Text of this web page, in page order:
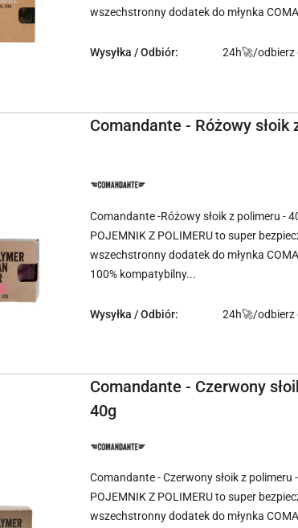
wszechstronny dodatek do młynka
Wysyłka / Odbiór: 24h🚀/odbierz
Comandante - Różowy słoik
NAZWA
PRODUCENTA:
Comandante -Różowy słoik z polimeru -
POJEMNIK Z POLIMERU to super
wszechstronny dodatek do młynka
100% kompatybilny...
Wysyłka / Odbiór: 24h🚀/odbierz
Comandante - Czerwony
40g
NAZWA
PRODUCENTA:
Comandante - Czerwony słoik z polimeru
POJEMNIK Z POLIMERU to super
wszechstronny dodatek do młynka